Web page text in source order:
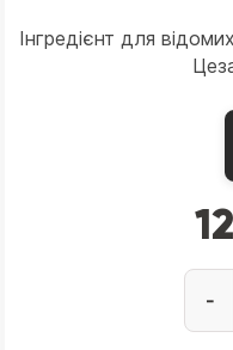
Інгредієнт для
-